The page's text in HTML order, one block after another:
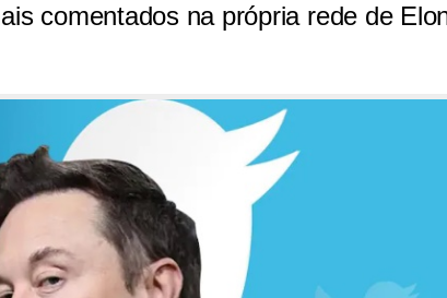
comentados na própria rede de